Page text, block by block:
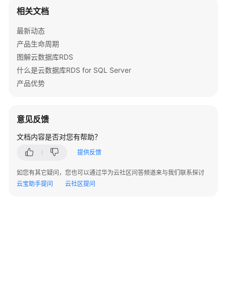
快
入
门
用
户
佳
性
相关文档
最新动态
产品生命周期
图解云数据库RDS
什么是云数据库RDS for SQL Server
产品优势
意见反馈
文档内容是否对您有帮助？
提供反馈
如您有其它疑问，您也可以通过华为云社区问答频道来与我们联系探讨
云宝助手提问
云社区提问